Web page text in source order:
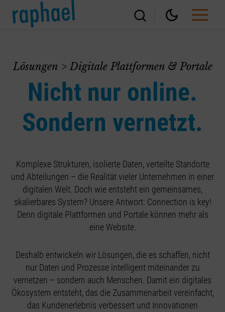
Lösungen > Digitale Plattformen & Portale
Nicht nur online.
Sondern vernetzt.
Komplexe Strukturen, isolierte Daten, verteilte Standorte
und Abteilungen – die Realität vieler Unternehmen in einer
digitalen Welt. Doch wie entsteht ein gemeinsames,
skalierbares System? Unsere Antwort: Connection is key!
Denn digitale Plattformen und Portale können mehr als
eine Website.
Deshalb entwickeln wir Lösungen, die es schaffen, nicht
nur Daten und Prozesse intelligent miteinander zu
vernetzen – sondern auch Menschen. Damit ein digitales
Ökosystem entsteht, das die Zusammenarbeit vereinfacht,
das Kundenerlebnis verbessert und Innovationen